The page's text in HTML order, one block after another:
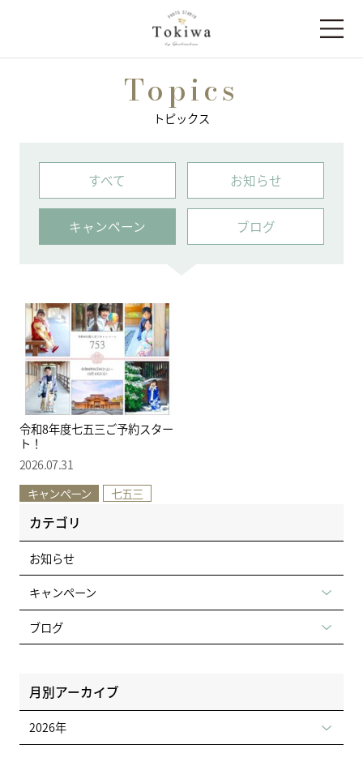
Topics
トピックス
すべて お知らせ
キャンペーン ブログ
令和8年度七五三ご予約スター
ト！
2026.07.31
キャンペーン
七五三
カテゴリ
お知らせ
キャンペーン
ブログ
月別アーカイブ
2026年